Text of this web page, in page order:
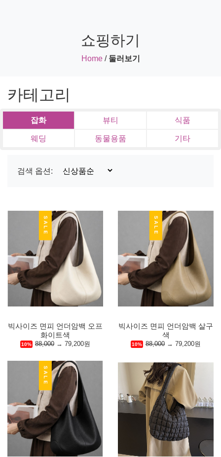
쇼핑하기
Home/ 둘러보기
카테고리
잡화 뷰티 식품
웨딩 동물용품 기타
검색 옵션:
SALE
빅사이즈 면피 언더암백 오프
화이트색
10% 88,000 → 79,200원
SALE
빅사이즈 면피 언더암백 살구
색
10% 88,000 → 79,200원
SALE